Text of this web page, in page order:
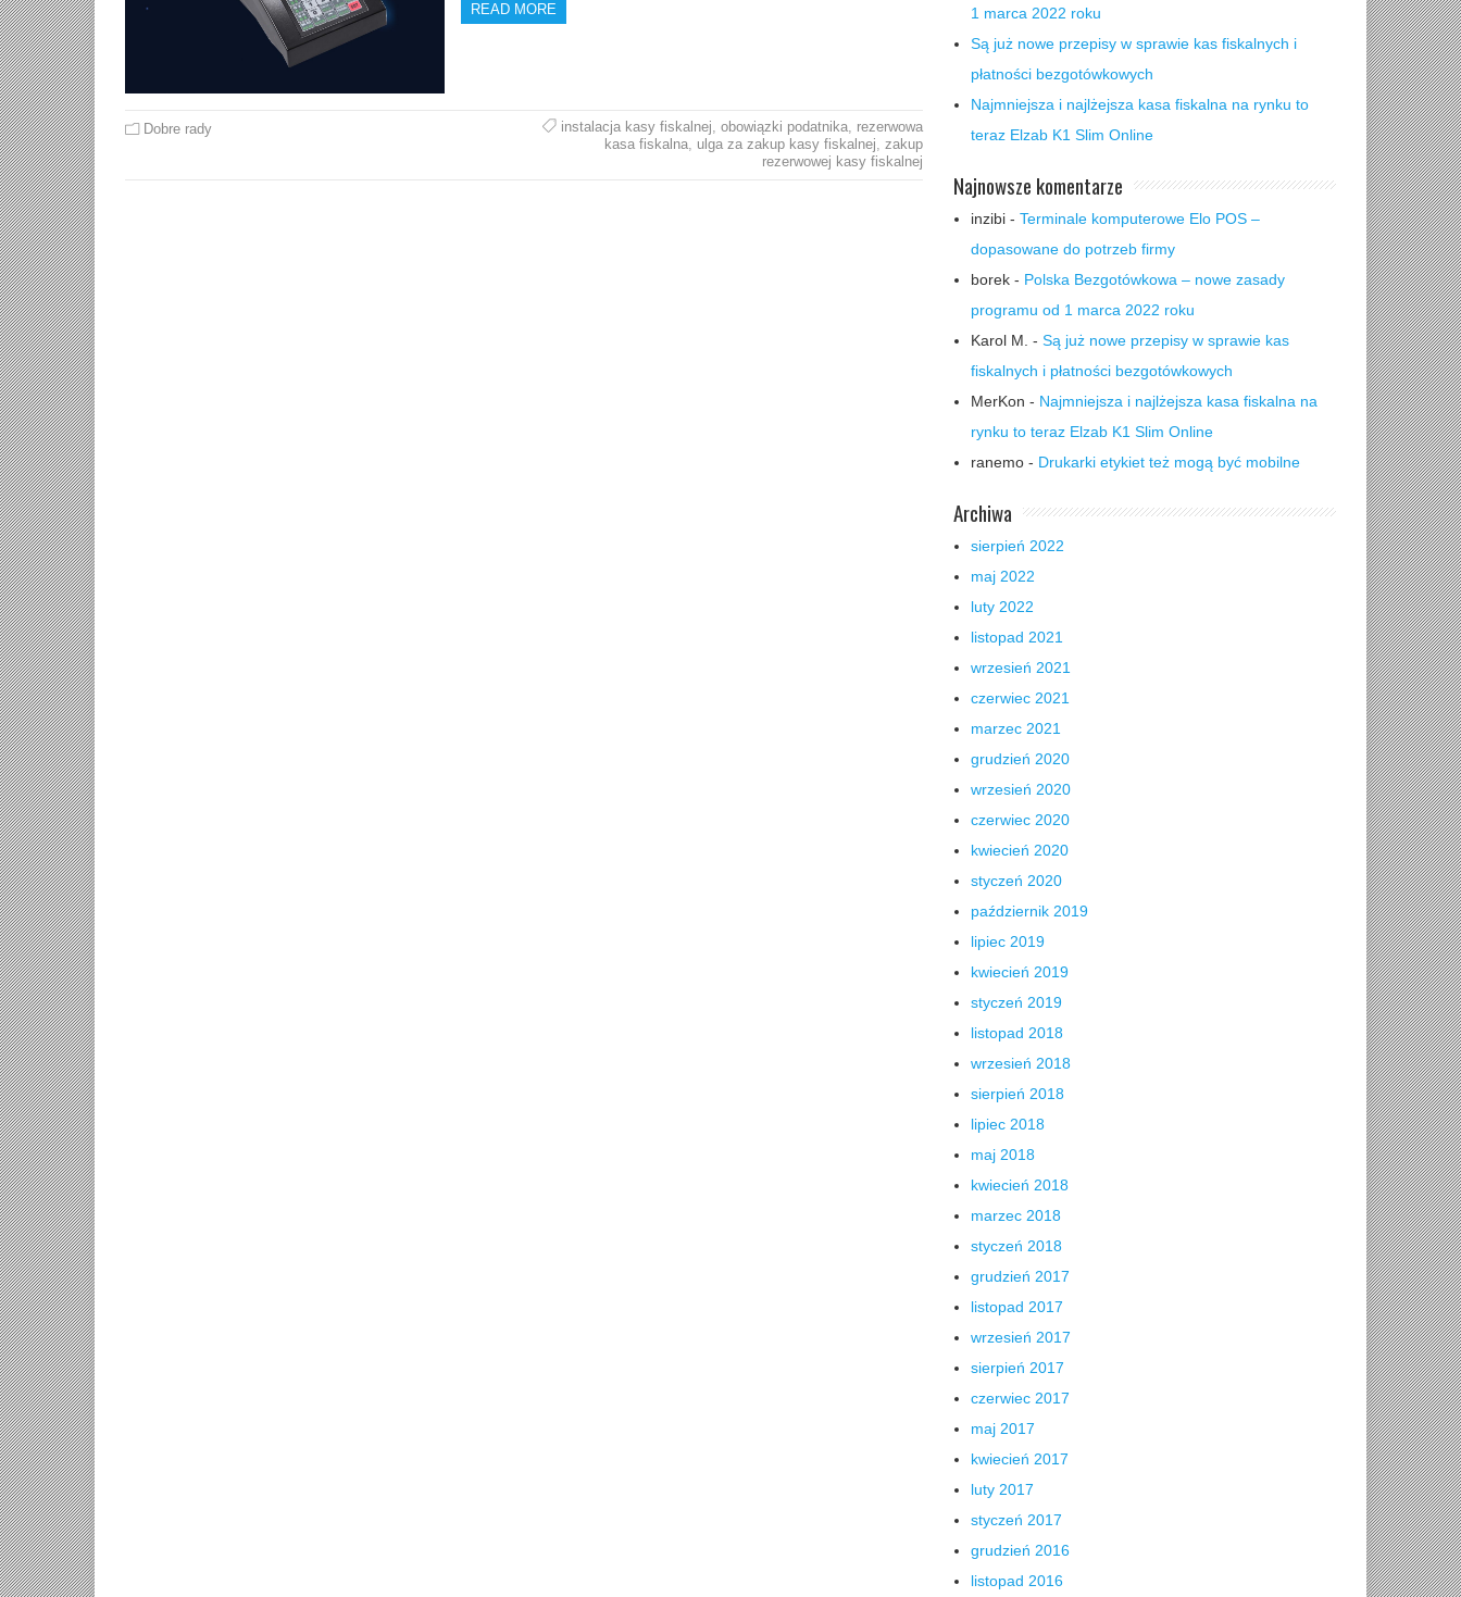
READ MORE
Dobre rady instalacja kasy fiskalnej obowiązki podatnika, rezerwowa
kasa fiskalna, ulga za zakup kasy fiskalnej zakup
rezerwowej kasy fiskalnej
1 marca 2022 roku
Są już nowe przepisy w sprawie kas fiskalnych i
płatności bezgotówkowych
Najmniejsza i najlżejsza kasa fiskalna na rynku to
teraz Elzab K1 Slim Online
Najnowsze komentarze
inzibi - Terminale komputerowe Elo POS –
dopasowane do potrzeb firmy
borek - Polska Bezgotówkowa – nowe zasady
programu od 1 marca 2022 roku
Karol M. - Są już nowe przepisy w sprawie kas
fiskalnych i płatności bezgotówkowych
MerKon - Najmniejsza i najlżejsza kasa fiskalna na
rynku to teraz Elzab K1 Slim Online
ranemo - Drukarki etykiet też mogą być mobilne
Archiwa
sierpień 2022
maj 2022
luty 2022
listopad 2021
wrzesień 2021
czerwiec 2021
marzec 2021
grudzień 2020
wrzesień 2020
czerwiec 2020
kwiecień 2020
styczeń 2020
październik 2019
lipiec 2019
kwiecień 2019
styczeń 2019
listopad 2018
wrzesień 2018
sierpień 2018
lipiec 2018
maj 2018
kwiecień 2018
marzec 2018
styczeń 2018
grudzień 2017
listopad 2017
wrzesień 2017
sierpień 2017
czerwiec 2017
maj 2017
kwiecień 2017
luty 2017
styczeń 2017
grudzień 2016
listopad 2016